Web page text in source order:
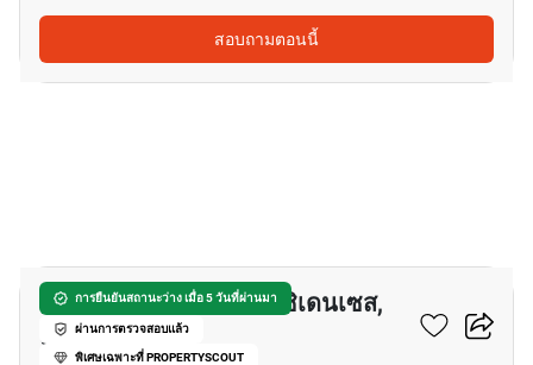
สอบถามตอนนี้
การยืนยันสถานะว่าง เมื่อ 5 วันที่ผ่านมา
ผ่านการตรวจสอบแล้ว
พิเศษเฉพาะที่ PROPERTYSCOUT
เดอะ ริทซ์-คาร์ลตัน เรสซิเดนเซส,
แบง ค๊อก